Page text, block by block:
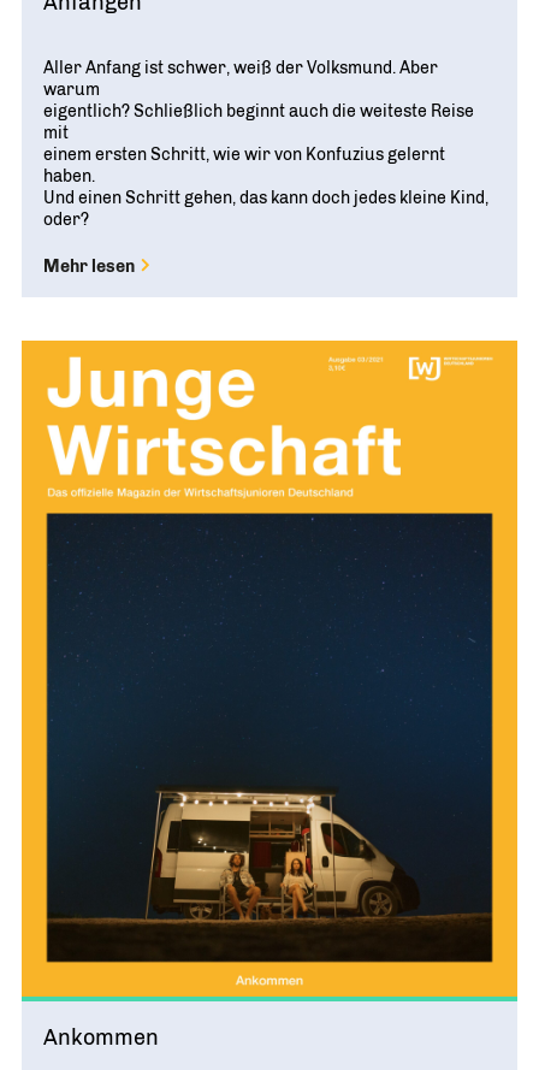
Aller Anfang ist schwer, weiß der Volksmund. Aber
warum
eigentlich? Schließlich beginnt auch die weiteste Reise
mit
einem ersten Schritt, wie wir von Konfuzius gelernt
haben.
Und einen Schritt gehen, das kann doch jedes kleine Kind,
oder?
Mehr lesen
Ankommen